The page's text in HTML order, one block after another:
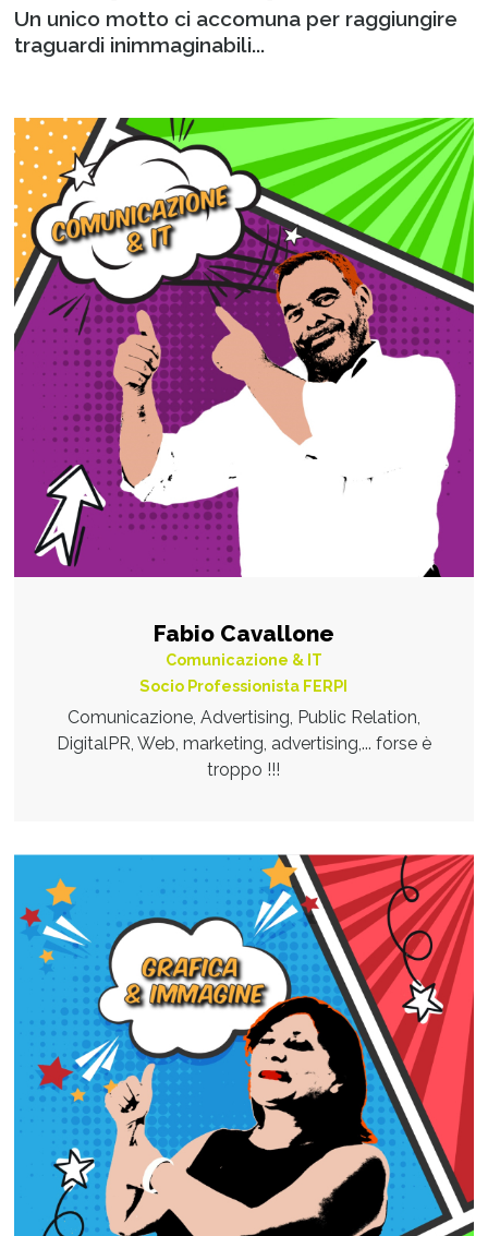
Un unico motto ci accomuna per raggiungire
traguardi inimmaginabili...
Fabio Cavallone
Comunicazione & IT
Socio Professionista FERPI
Comunicazione, Advertising, Public Relation,
DigitalPR, Web, marketing, advertising,... forse è
troppo !!!